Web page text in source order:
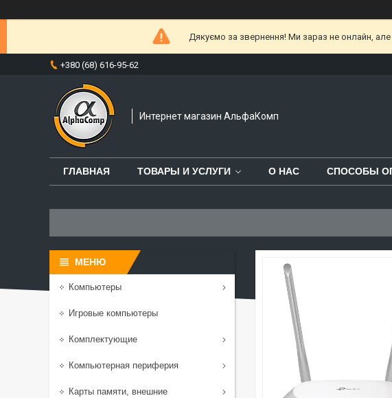
Дякуємо за звернення! Ми зараз не онлайн,
+380 (68) 616-95-62
Интернет магазин АльфаКомп
ГЛАВНАЯ ТОВАРЫ И УСЛУГИ О НАС СПОСОБЫ
Компьютеры
Игровые компьютеры
Комплектующие
Компьютерная периферия
Карты памяти, внешние